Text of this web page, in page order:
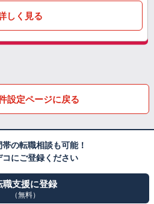
しく見る
設定ページに戻る
の転職相談も可能！
コにご登録ください
職支援に登録
（無料）